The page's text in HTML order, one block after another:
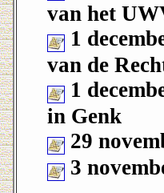
van het
1
van de
1
in Genk
29
3